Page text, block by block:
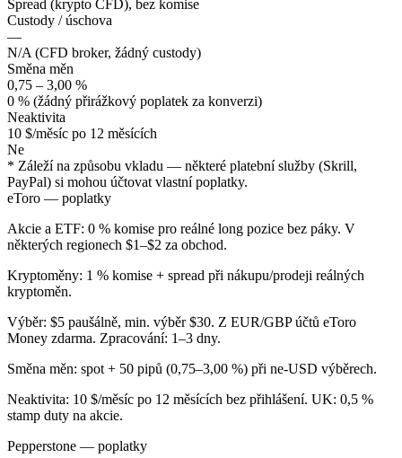
Spread (krypto CFD), bez komise
Custody / úschova
—
N/A (CFD broker, žádný custody)
Směna měn
0,75 – 3,00 %
0 % (žádný přirážkový poplatek za konverzi)
Neaktivita
10 $/měsíc po 12 měsících
Ne
* Záleží na způsobu vkladu — některé platební služby (Skrill,
PayPal) si mohou účtovat vlastní poplatky.
eToro — poplatky
Akcie a ETF: 0 % komise pro reálné long pozice bez páky. V
některých regionech $1–$2 za obchod.
Kryptoměny: 1 % komise + spread při nákupu/prodeji reálných
kryptoměn.
Výběr: $5 paušálně, min. výběr $30. Z EUR/GBP účtů eToro
Money zdarma. Zpracování: 1–3 dny.
Směna měn: spot + 50 pipů (0,75–3,00 %) při ne-USD výběrech.
Neaktivita: 10 $/měsíc po 12 měsících bez přihlášení. UK: 0,5 %
stamp duty na akcie.
Pepperstone — poplatky